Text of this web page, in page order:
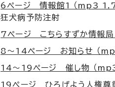
6ページ 情報館1 （mp3
狂犬病予防注射
7ページ こちらすずか情報
8～14ページ お知らせ （
14～19ページ 催し物 （
19ページ ひろげよう人権